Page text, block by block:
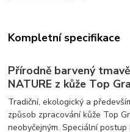
Kompletní specifikace
Přírodně barvený
NATURE z kůže Top
Tradiční, ekologický a
způsob zpracování kůže Top
neobyčejným. Speciální